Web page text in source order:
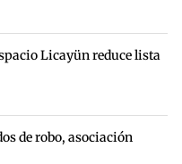
Licayün reduce lista
de robo, asociación